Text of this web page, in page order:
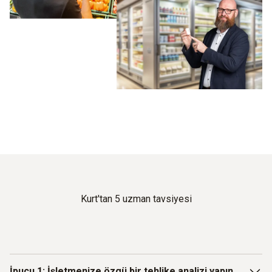
Kurt'tan 5 uzman tavsiyesi